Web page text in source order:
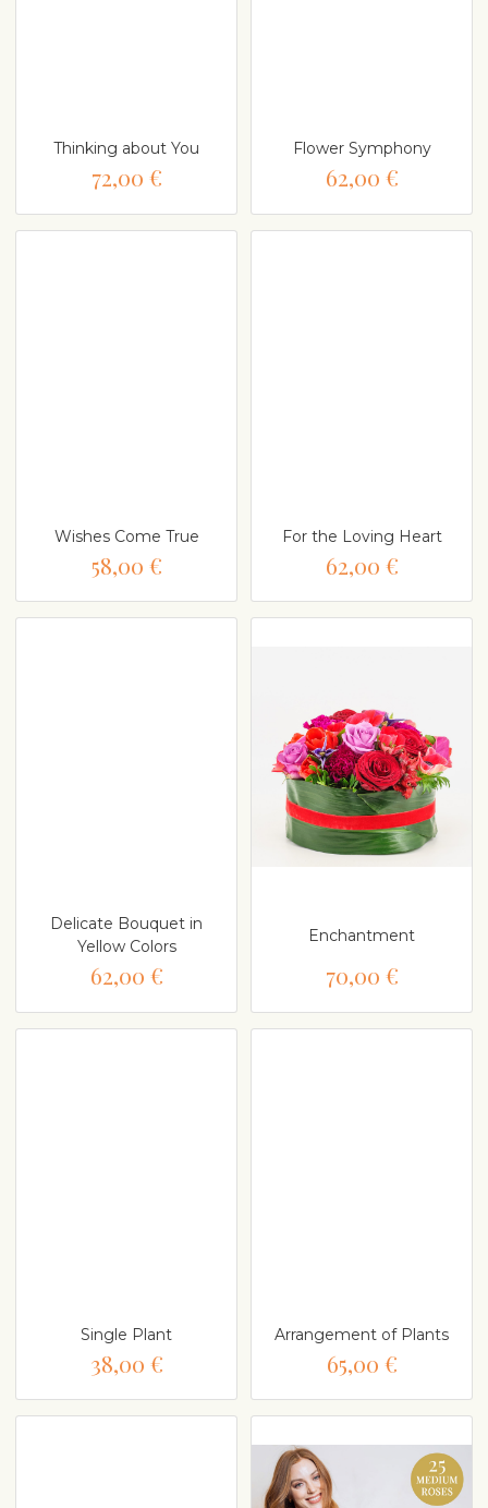
Thinking about You
72,00 €
Flower Symphony
62,00 €
Wishes Come True
58,00 €
For the Loving Heart
62,00 €
Delicate Bouquet in
Yellow Colors
62,00 €
Enchantment
70,00 €
Single Plant
38,00 €
Arrangement of Plants
65,00 €